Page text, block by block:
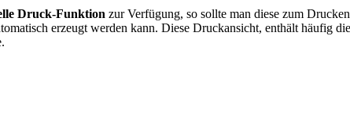
Druck-Funktion zur Verfügung, so sollte man diese zum
erzeugt werden kann. Diese Druckansicht, enthält häufig